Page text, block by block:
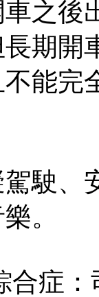
之後
期開
能完
、
。
：司